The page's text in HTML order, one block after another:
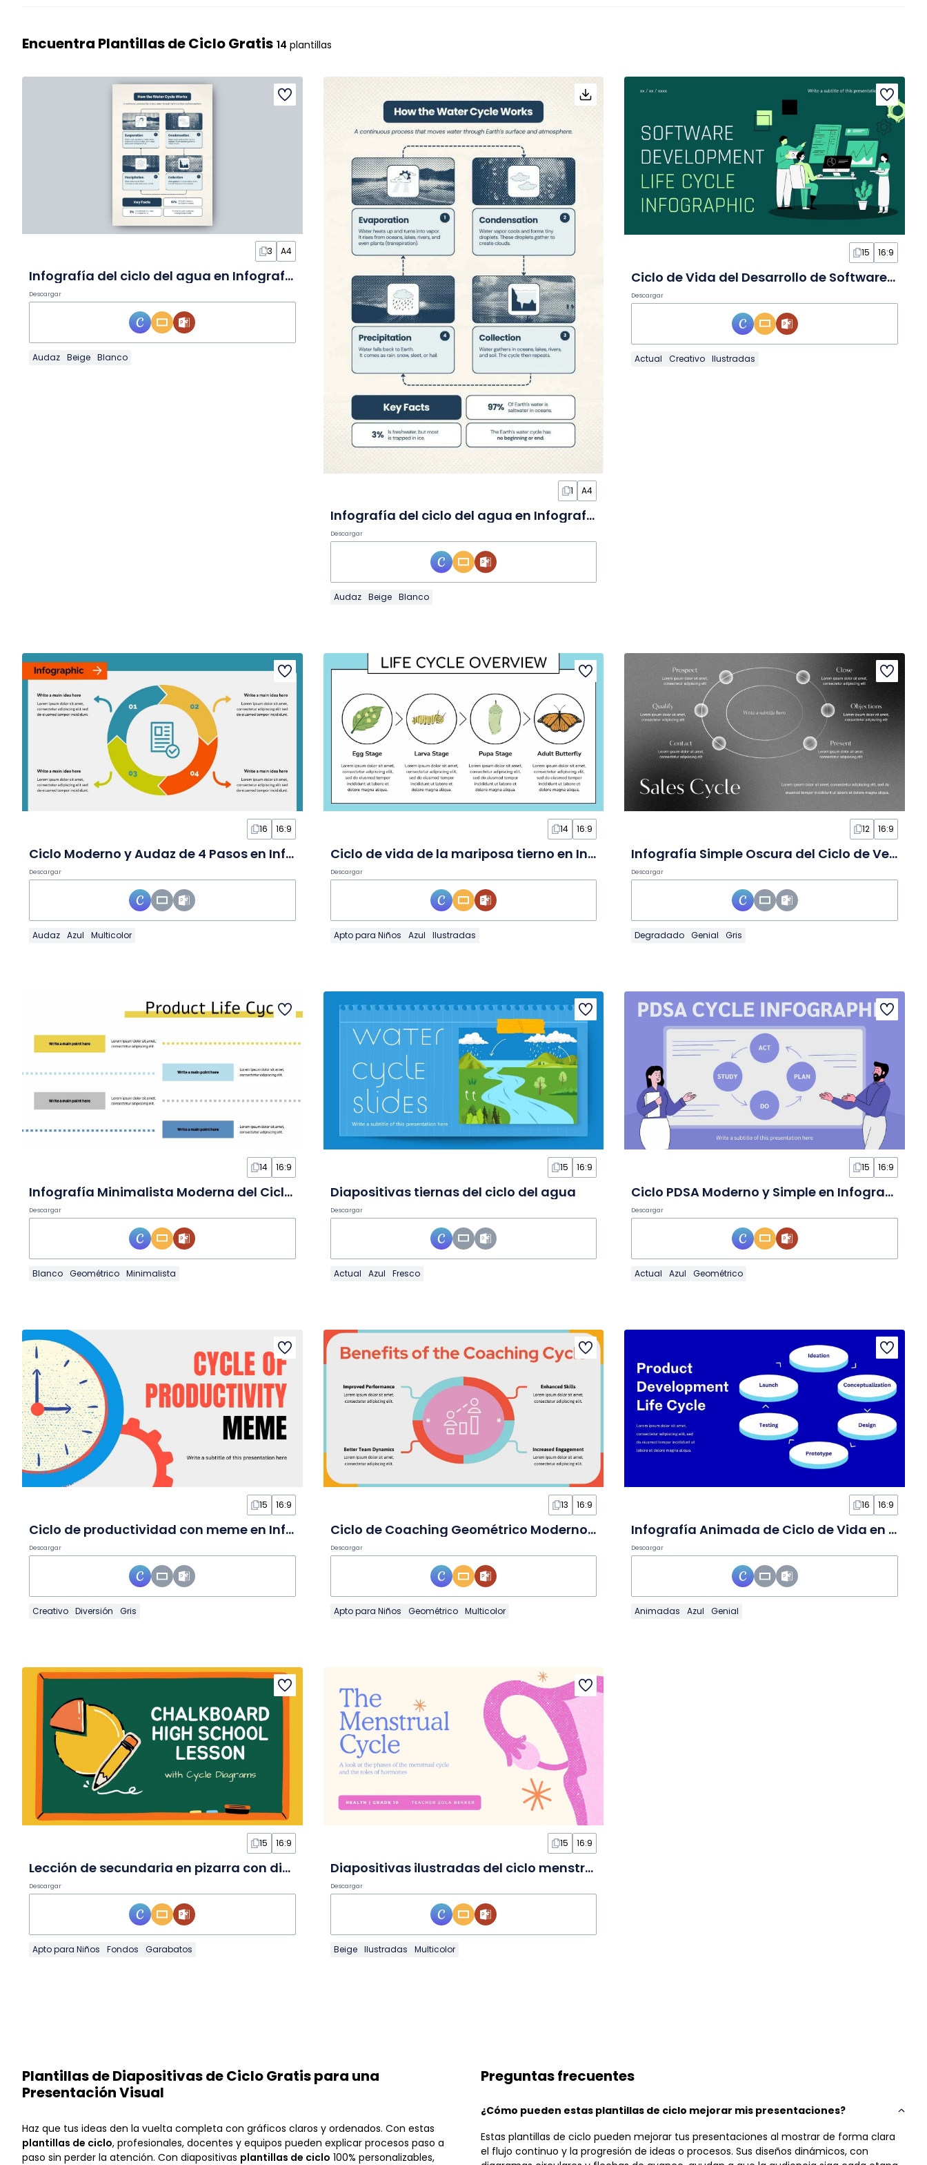
Encuentra Plantillas de Ciclo Gratis 14 plantillas
3 A4
Infografía del ciclo del agua en Infografía
Descargar
Audaz Beige Blanco
1 A4
Infografía del ciclo del agua en Infografía
Descargar
Audaz Beige Blanco
15 16:9
Ciclo de Vida del Desarrollo de Software Moderno en Infografía
Descargar
Actual Creativo Ilustradas
16 16:9
Ciclo Moderno y Audaz de 4 Pasos en Infografía
Descargar
Audaz Azul Multicolor
14 16:9
Ciclo de vida de la mariposa tierno en Infografía
Descargar
Apto para Niños Azul Ilustradas
12 16:9
Infografía Simple Oscura del Ciclo de Ventas en Diapositivas
Descargar
Degradado Genial Gris
14 16:9
Infografía Minimalista Moderna del Ciclo de Vida del Producto en Diapositivas
Descargar
Blanco Geométrico Minimalista
15 16:9
Diapositivas tiernas del ciclo del agua
Descargar
Actual Azul Fresco
15 16:9
Ciclo PDSA Moderno y Simple en Infografía
Descargar
Actual Azul Geométrico
15 16:9
Ciclo de productividad con meme en Infografía
Descargar
Creativo Diversión Gris
13 16:9
Ciclo de Coaching Geométrico Moderno en Infografía
Descargar
Apto para Niños Geométrico Multicolor
16 16:9
Infografía Animada de Ciclo de Vida en Diapositivas
Descargar
Animadas Azul Genial
15 16:9
Lección de secundaria en pizarra con diagramas de ciclo en Diapositivas
Descargar
Apto para Niños Fondos Garabatos
15 16:9
Diapositivas ilustradas del ciclo menstrual para 10.º grado
Descargar
Beige Ilustradas Multicolor
Plantillas de Diapositivas de Ciclo Gratis para una
Presentación Visual
Haz que tus ideas den la vuelta completa con gráficos claros y ordenados. Con estas
plantillas de ciclo, profesionales, docentes y equipos pueden explicar procesos paso a
paso sin perder la atención. Con diapositivas plantillas de ciclo 100% personalizables,
Preguntas frecuentes
¿Cómo pueden estas plantillas de ciclo mejorar mis presentaciones?
Estas plantillas de ciclo pueden mejorar tus presentaciones al mostrar de forma clara
el flujo continuo y la progresión de ideas o procesos. Sus diseños dinámicos, con